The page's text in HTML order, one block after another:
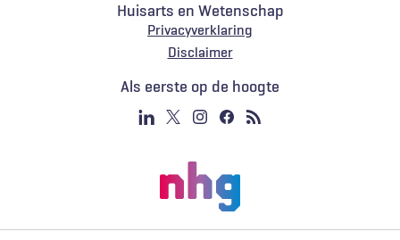
Huisarts en Wetenschap
Privacyverklaring
Voet
Disclaimer
Als eerste op de hoogte